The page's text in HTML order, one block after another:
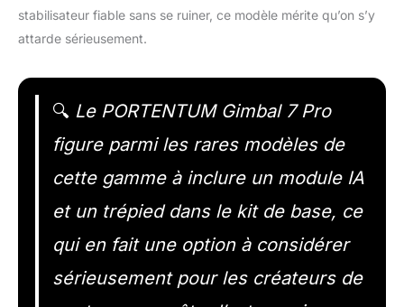
stabilisateur fiable sans se ruiner, ce modèle mérite qu’on s’y
attarde sérieusement.
🔍 Le PORTENTUM Gimbal 7 Pro
figure parmi les rares modèles de
cette gamme à inclure un module IA
et un trépied dans le kit de base, ce
qui en fait une option à considérer
sérieusement pour les créateurs de